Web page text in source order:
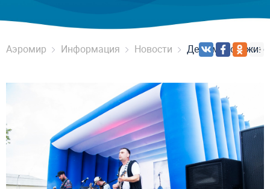
Аэромир Информация Новости День молодёжи: